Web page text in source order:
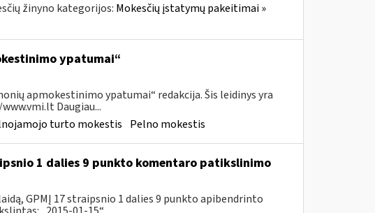
žinyno kategorijos: Mokesčių įstatymų pakeitimai »
ypatumai“
apmokestinimo ypatumai“ redakcija. Šis leidinys yra
Daugiau...
turto mokestis Pelno mokestis
1 dalies 9 punkto komentaro patikslinimo
GPMĮ 17 straipsnio 1 dalies 9 punkto apibendrinto